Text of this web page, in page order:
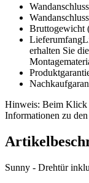
Bruttogewicht
Lieferumfang
erhalten Sie
Hinweis: Beim Klick
Informationen zu
Sunny - Drehtür